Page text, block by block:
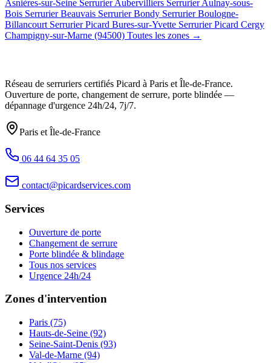
Asnières-sur-Seine Serrurier Aubervilliers Serrurier Aulnay-sous-
Bois Serrurier Beauvais Serrurier Bondy Serrurier Boulogne-
Billancourt Serrurier Picard Bures-sur-Yvette Serrurier Picard Cergy
Champigny-sur-Marne (94500) Toutes les zones →
Réseau de serruriers certifiés Picard à Paris et Île-de-France.
Ouverture de porte, changement de serrure, porte blindée —
dépannage d'urgence 24h/24, 7j/7.
Paris et Île-de-France
06 44 64 35 05
contact@picardservices.com
Services
Ouverture de porte
Changement de serrure
Porte blindée & blindage
Tous nos services
Urgence 24h/24
Zones d'intervention
Paris (75)
Hauts-de-Seine (92)
Seine-Saint-Denis (93)
Val-de-Marne (94)